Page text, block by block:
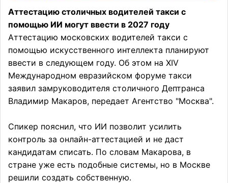
Аттестацию столичных водителей такси с
помощью ИИ могут ввести в 2027 году
Аттестацию московских водителей такси с
помощью искусственного интеллекта планируют
ввести в следующем году. Об этом на XIV
Международном евразийском форуме такси
заявил замруководителя столичного Дептранса
Владимир Макаров, передает Агентство "Москва".
Спикер пояснил, что ИИ позволит усилить
контроль за онлайн-аттестацией и не даст
кандидатам списать. По словам Макарова, в
стране уже есть подобные системы, но в Москве
решили создать собственную.